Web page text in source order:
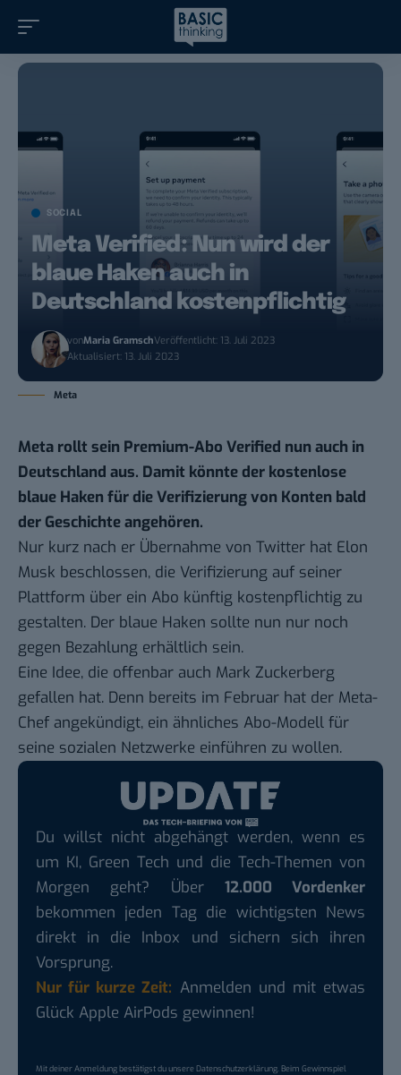
SOCIAL
Meta Verified: Nun wird der
blaue Haken auch in
Deutschland kostenpflichtig
vonMaria GramschVeröffentlicht: 13. Juli 2023
Aktualisiert: 13. Juli 2023
Meta
Meta rollt sein Premium-Abo Verified nun auch in
Deutschland aus. Damit könnte der kostenlose
blaue Haken für die Verifizierung von Konten bald
der Geschichte angehören.
Nur kurz nach er Übernahme von Twitter hat Elon
Musk beschlossen, die Verifizierung auf seiner
Plattform über ein Abo künftig kostenpflichtig zu
gestalten. Der blaue Haken sollte nun nur noch
gegen Bezahlung erhältlich sein.
Eine Idee, die offenbar auch Mark Zuckerberg
gefallen hat. Denn bereits im Februar hat der Meta-
Chef angekündigt, ein ähnliches Abo-Modell für
seine sozialen Netzwerke einführen zu wollen.
Du willst nicht abgehängt werden, wenn es
um KI, Green Tech und die Tech-Themen von
Morgen geht? Über 12.000 Vordenker
bekommen jeden Tag die wichtigsten News
direkt in die Inbox und sichern sich ihren
Vorsprung.
Nur für kurze Zeit: Anmelden und mit etwas
Glück Apple AirPods gewinnen!
Mit deiner Anmeldung bestätigst du unsereDatenschutzerklärung. Beim Gewinnspiel